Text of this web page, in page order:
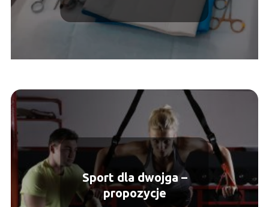
Sport dla dwojga –
propozycje